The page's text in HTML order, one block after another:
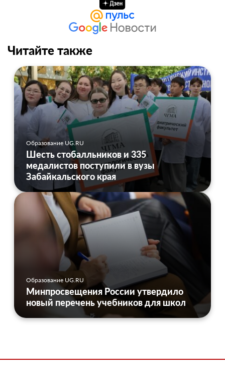
Читайте также
Образование UG.RU
Шесть стобалльников и 335
медалистов поступили в вузы
Забайкальского края
Образование UG.RU
Минпросвещения России утвердило
новый перечень учебников для школ